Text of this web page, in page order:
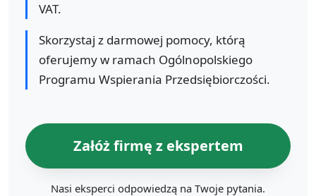
VAT.
Skorzystaj z darmowej pomocy, którą
oferujemy w ramach Ogólnopolskiego
Programu Wspierania Przedsiębiorczości.
Załóż firmę z ekspertem
Nasi eksperci odpowiedzą na Twoje pytania.